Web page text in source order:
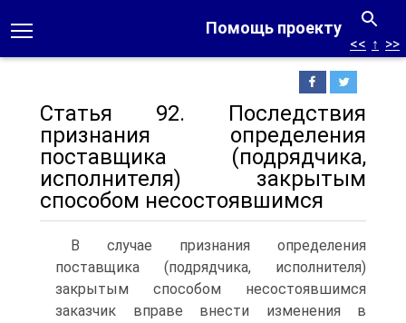
Помощь проекту
<< ↑ >>
Статья 92. Последствия
признания определения
поставщика (подрядчика,
исполнителя) закрытым
способом несостоявшимся
В случае признания определения
поставщика (подрядчика, исполнителя)
закрытым способом несостоявшимся
заказчик вправе внести изменения в